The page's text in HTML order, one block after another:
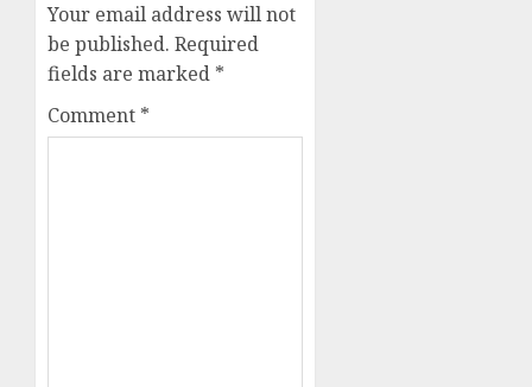
Your email address will not
be published. Required
fields are marked *
Comment *